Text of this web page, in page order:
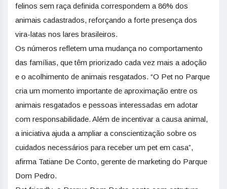
felinos sem raça definida correspondem a 86% dos
animais cadastrados, reforçando a forte presença dos
vira-latas nos lares brasileiros.
Os números refletem uma mudança no comportamento
das famílias, que têm priorizado cada vez mais a adoção
e o acolhimento de animais resgatados. “O Pet no Parque
cria um momento importante de aproximação entre os
animais resgatados e pessoas interessadas em adotar
com responsabilidade. Além de incentivar a causa animal,
a iniciativa ajuda a ampliar a conscientização sobre os
cuidados necessários para receber um pet em casa”,
afirma Tatiane De Conto, gerente de marketing do Parque
Dom Pedro.